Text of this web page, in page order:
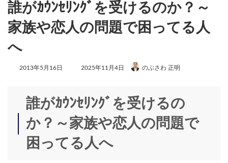
誰がｶｳﾝｾﾘﾝｸﾞを受けるのか？～
家族や恋人の問題で困ってる人
へ
2013年5月16日
最
日
時
:
2025年11月4日 のぶさわ 正明
誰がｶｳﾝｾﾘﾝｸﾞを受けるの
か？～家族や恋人の問題で
困ってる人へ